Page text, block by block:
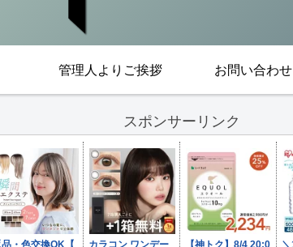
管理人よりご挨拶 お問い合わせ
スポンサーリンク